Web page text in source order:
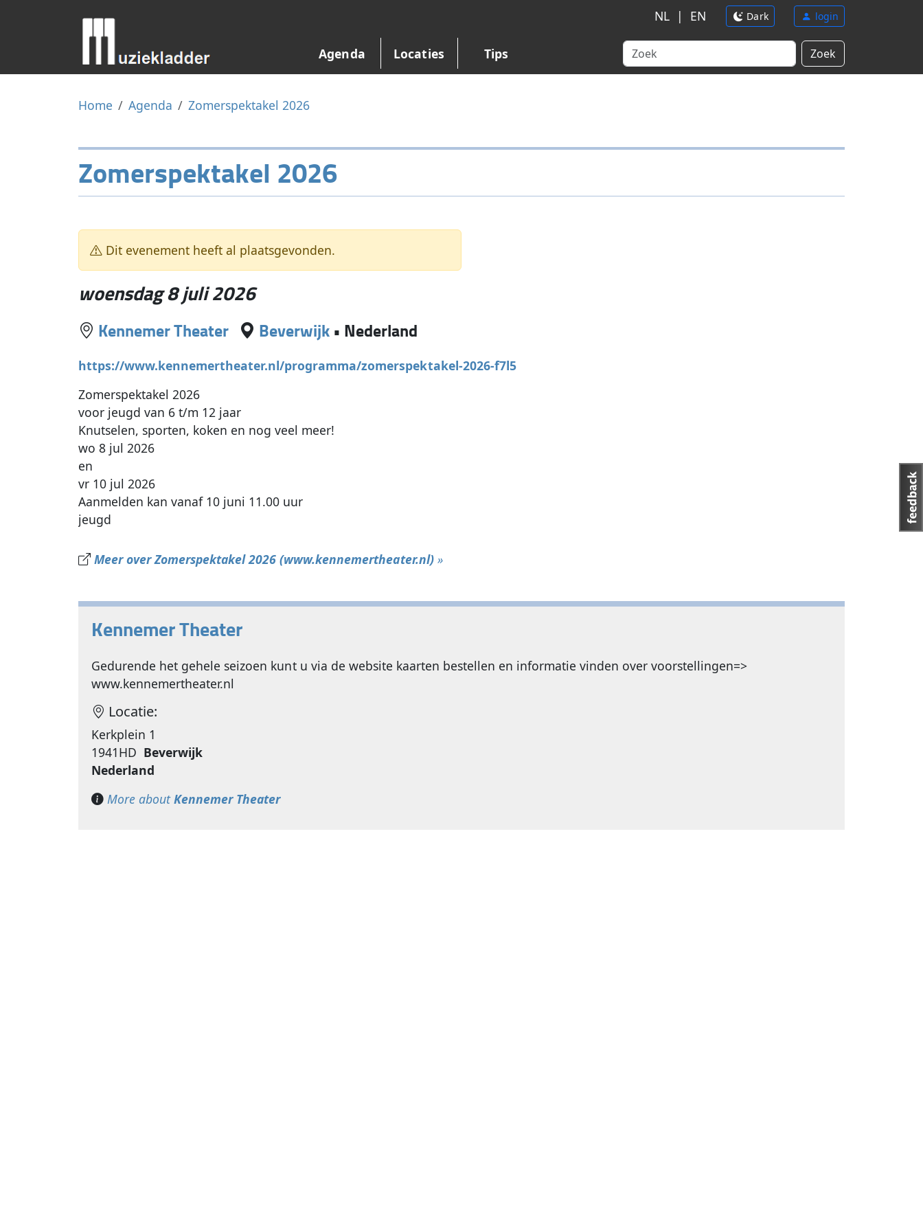
NL | EN Dark login
Agenda Locaties Tips Zoek
Home Agenda Zomerspektakel 2026
Zomerspektakel 2026
Dit evenement heeft al plaatsgevonden.
woensdag 8 juli 2026
Kennemer Theater Beverwijk • Nederland
https://www.kennemertheater.nl/programma/zomerspektakel-2026-f7l5
Zomerspektakel 2026
voor jeugd van 6 t/m 12 jaar
Knutselen, sporten, koken en nog veel meer!
wo 8 jul 2026
en
vr 10 jul 2026
Aanmelden kan vanaf 10 juni 11.00 uur
jeugd
Meer over Zomerspektakel 2026 (www.kennemertheater.nl)»
Kennemer Theater
Gedurende het gehele seizoen kunt u via de website kaarten bestellen en informatie vinden over voorstellingen=>
www.kennemertheater.nl
Locatie:
Kerkplein 1
1941HD Beverwijk
Nederland
More aboutKennemer Theater